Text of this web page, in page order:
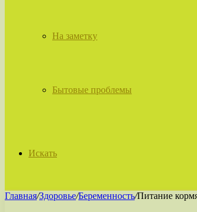
На заметку
Бытовые проблемы
Искать
Главная/Здоровье/Беременность/Питание